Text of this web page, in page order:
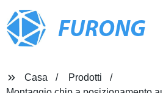
FURONG
Casa
Prodotti